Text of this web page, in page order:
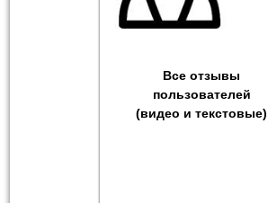
Все отзывы
пользователей
(видео и текстовые)